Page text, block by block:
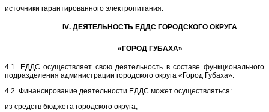
источники гарантированного электропитания.
V. ДЕЯТЕЛЬНОСТЬ ЕДДС ГОРОДСКОГО ОКРУГА
«ГОРОД ГУБАХА»
4.1. ЕДДС осуществляет свою деятельность в составе функционального
подразделения администрации городского округа «Город Губаха».
4.2. Финансирование деятельности ЕДДС может осуществляться:
из средств бюджета городского округа;